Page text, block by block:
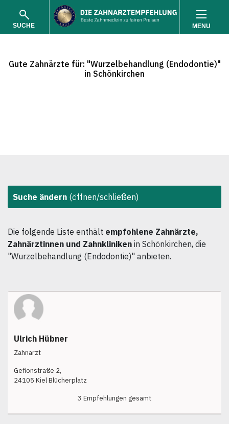
SUCHE MENU
Gute Zahnärzte für: "Wurzelbehandlung (Endodontie)"
in Schönkirchen
Suche ändern (öffnen/schließen)
Die folgende Liste enthält empfohlene Zahnärzte,
Zahnärztinnen und Zahnkliniken in Schönkirchen, die
"Wurzelbehandlung (Endodontie)" anbieten.
Ulrich Hübner
Zahnarzt
Gefionstraße 2,
24105 Kiel Blücherplatz
3 Empfehlungen gesamt